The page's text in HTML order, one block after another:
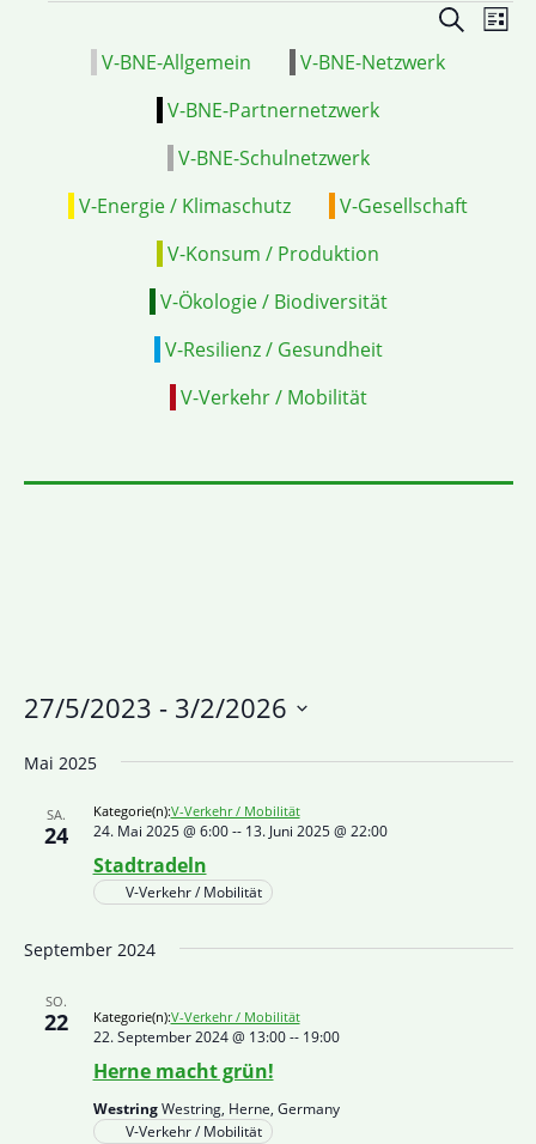
und
SucheListe
V-BNE-Allgemein
V-BNE-Netzwerk
V-BNE-Partnernetzwerk
V-BNE-Schulnetzwerk
V-Energie / Klimaschutz
V-Gesellschaft
V-Konsum / Produktion
V-Ökologie / Biodiversität
V-Resilienz / Gesundheit
V-Verkehr / Mobilität
27/5/2023 - 3/2/2026
wählen.
Mai 2025
SA.
24
Stadtradeln
24. Mai 2025 @ 6:00-- 13. Juni 2025 @ 22:00
Kategorie(n):V-Verkehr / Mobilität
V-Verkehr / Mobilität
September 2024
SO.
22
Herne macht grün!
22. September 2024 @ 13:00-- 19:00
Kategorie(n):V-Verkehr / Mobilität
WestringWestring, Herne, Germany
V-Verkehr / Mobilität